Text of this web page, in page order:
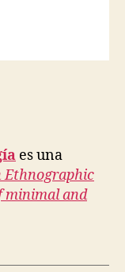
es una
Ethnographic
minimal and